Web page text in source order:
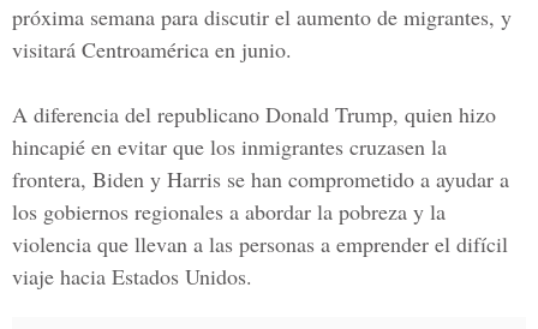
próxima semana para discutir el aumento de migrantes, y
visitará Centroamérica en junio.
A diferencia del republicano Donald Trump, quien hizo
hincapié en evitar que los inmigrantes cruzasen la
frontera, Biden y Harris se han comprometido a ayudar a
los gobiernos regionales a abordar la pobreza y la
violencia que llevan a las personas a emprender el difícil
viaje hacia Estados Unidos.